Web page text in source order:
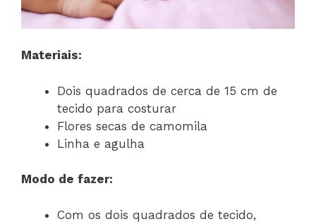
Materiais:
Dois quadrados de cerca de 15 cm de
tecido para costurar
Flores secas de camomila
Linha e agulha
Modo de fazer:
Com os dois quadrados de tecido,